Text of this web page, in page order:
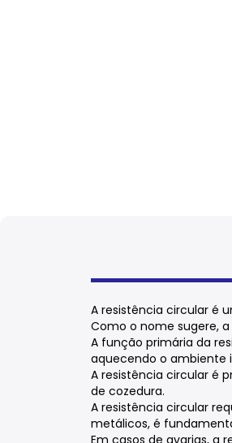
A resistência circular é
Como o nome sugere,
A função primária da
aquecendo o ambiente
A resistência circular é
de cozedura.
A resistência circular
metálicos, é
Em casos de avarias, a